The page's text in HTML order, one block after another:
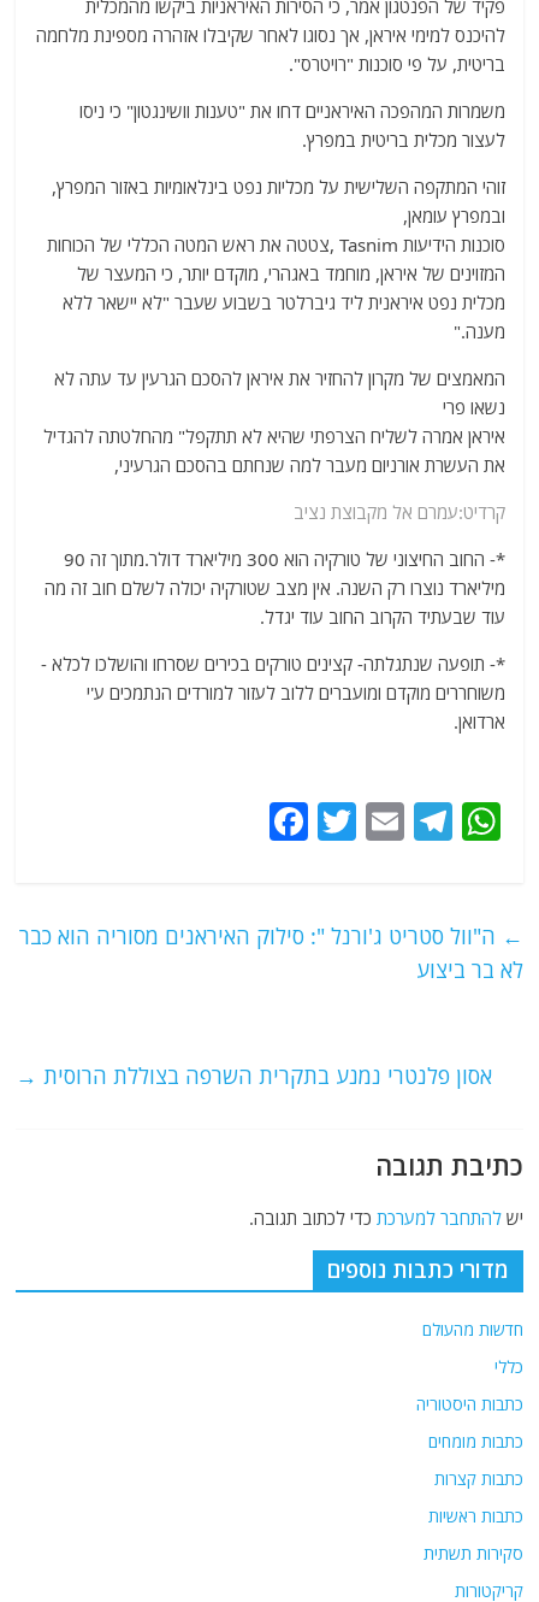
פקיד של הפנטגון אמר, כי הסירות האיראניות ביקשו מהמכלית
להיכנס למימי איראן, אך נסוגו לאחר שקיבלו אזהרה מספינת מלחמה
בריטית, על פי סוכנות "רויטרס".
משמרות המהפכה האיראניים דחו את "טענות וושינגטון" כי ניסו
לעצור מכלית בריטית במפרץ.
זוהי המתקפה השלישית על מכליות נפט בינלאומיות באזור המפרץ,
ובמפרץ עומאן,
סוכנות הידיעות Tasnim ,צטטה את ראש המטה הכללי של הכוחות
המזוינים של איראן, מוחמד באגהרי, מוקדם יותר, כי המעצר של
מכלית נפט איראנית ליד גיברלטר בשבוע שעבר "לא יישאר ללא
מענה."
המאמצים של מקרון להחזיר את איראן להסכם הגרעין עד עתה לא
נשאו פרי
איראן אמרה לשליח הצרפתי שהיא לא תתקפל" מהחלטתה להגדיל
את העשרת אורניום מעבר למה שנחתם בהסכם הגרעיני,
קרדיט:עמרם אל מקבוצת נציב
*- החוב החיצוני של טורקיה הוא 300 מיליארד דולר.מתוך זה 90
מיליארד נוצרו רק השנה. אין מצב שטורקיה יכולה לשלם חוב זה מה
עוד שבעתיד הקרוב החוב עוד יגדל.
*- תופעה שנתגלתה- קצינים טורקים בכירים שסרחו והושלכו לכלא -
משוחררים מוקדם ומועברים ללוב לעזור למורדים הנתמכים ע'י
ארדואן.
W
s
A
T
g
E
l
T
er
e
k
← ה"וול סטריט ג'ורנל ": סילוק האיראנים מסוריה הוא כבר
לא בר ביצוע
אסון פלנטרי נמנע בתקרית השרפה בצוללת הרוסית →
כתיבת תגובה
ישלהתחבר למערכת כדי לכתוב תגובה.
מדורי כתבות נוספים
חדשות מהעולם
כללי
כתבות היסטוריה
כתבות מומחים
כתבות קצרות
כתבות ראשיות
סקירות תשתית
קריקטורות